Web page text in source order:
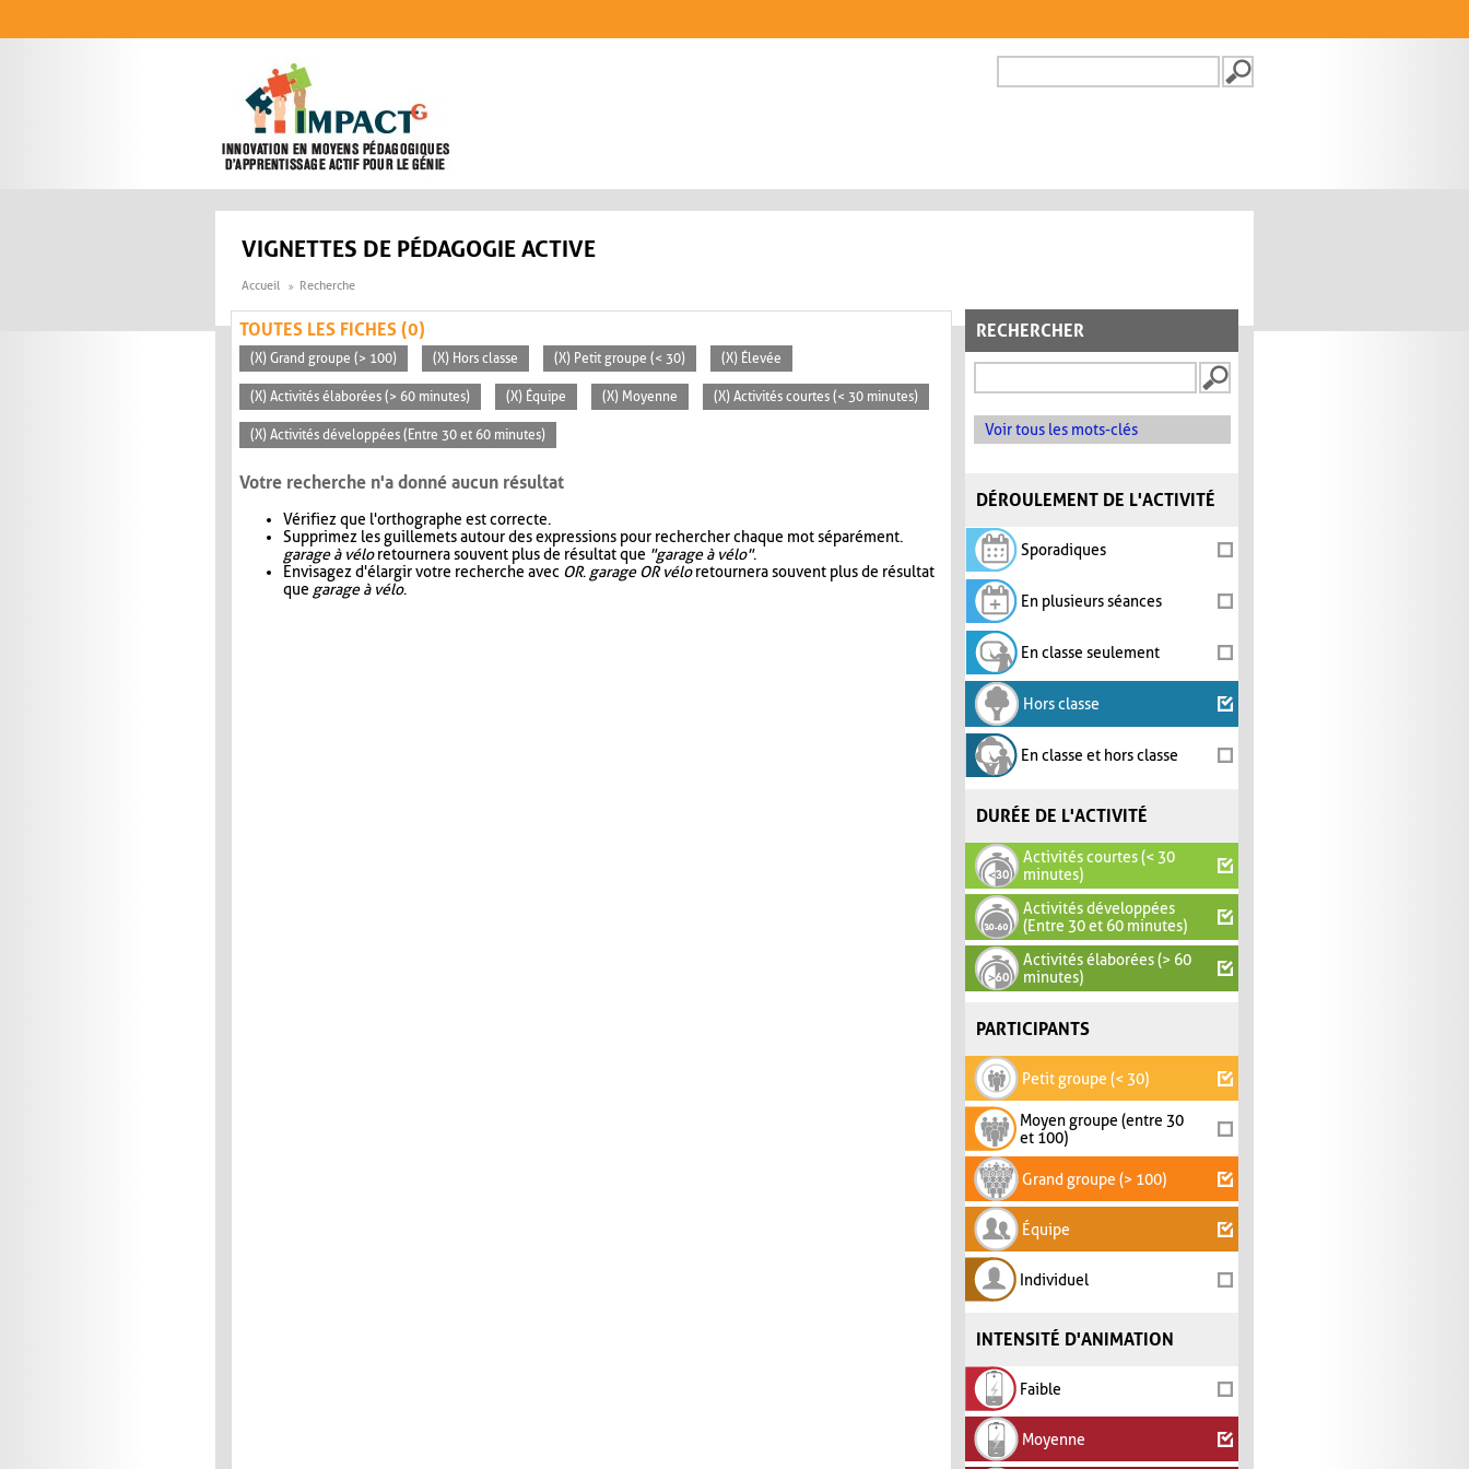
FORMULAIRE DE
VIGNETTES DE PÉDAGOGIE ACTIVE
Accueil Recherche
RECHERCHER
Voir tous les mots-clés
DÉROULEMENT DE L'ACTIVITÉ
Sporadiques
En plusieurs séances
En classe seulement
Hors classe
En classe et hors classe
DURÉE DE L'ACTIVITÉ
Activités courtes (< 30
minutes)
Activités développées
(Entre 30 et 60 minutes)
Activités élaborées (> 60
minutes)
PARTICIPANTS
Petit groupe (< 30)
Moyen groupe (entre 30
et 100)
Grand groupe (> 100)
Équipe
Individuel
INTENSITÉ D'ANIMATION
Faible
Moyenne
TOUTES LES FICHES (0)
(X) Grand groupe (> 100) (X) Hors classe (X) Petit groupe (< 30) (X) Élevée
(X) Activités élaborées (> 60 minutes) (X) Équipe (X) Moyenne (X) Activités courtes (< 30 minutes)
(X) Activités développées (Entre 30 et 60 minutes)
Votre recherche n'a donné aucun résultat
Vérifiez que l'orthographe est correcte.
Supprimez les guillemets autour des expressions pour rechercher chaque mot séparément.
garage à véloretournera souvent plus de résultat que "garage à vélo".
Envisagez d'élargir votre recherche avec OR. garage OR véloretournera souvent plus de résultat
que garage à vélo.